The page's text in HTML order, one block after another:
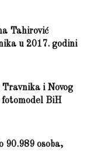
Tahirović
u 2017. godini
i Novog
BiH
osoba,